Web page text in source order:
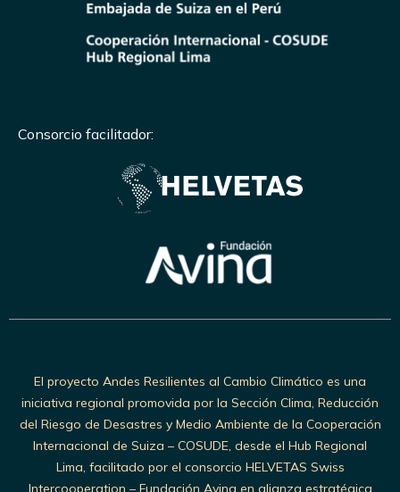
Consorcio facilitador:
El proyecto Andes Resilientes al Cambio Climático es una
iniciativa regional promovida por la Sección Clima, Reducción
del Riesgo de Desastres y Medio Ambiente de la Cooperación
Internacional de Suiza – COSUDE, desde el Hub Regional
Lima, facilitado por el consorcio HELVETAS Swiss
Intercooperation – Fundación Avina en alianza estratégica